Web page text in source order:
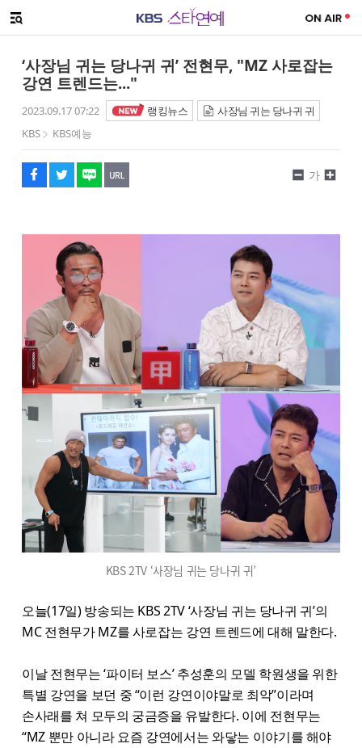
메뉴 열기
‘사장님 귀는 당나귀 귀’ 전현무, "MZ 사로잡는
강연 트렌드는..."
2023.09.17 07:22 랭킹뉴스
사장님 귀는 당나귀 귀
KBS
KBS예능
페이스북
트위터
네이버
URL복사
글씨 작게보기
가
글씨 크게보기
KBS 2TV ‘사장님 귀는 당나귀 귀’
오늘(17일) 방송되는 KBS 2TV ‘사장님 귀는 당나귀 귀’의
MC 전현무가 MZ를 사로잡는 강연 트렌드에 대해 말한다.
이날 전현무는 ‘파이터 보스’ 추성훈의 모델 학원생을 위한
특별 강연을 보던 중 “이런 강연이야말로 최악”이라며
손사래를 쳐 모두의 궁금증을 유발한다. 이에 전현무는
“MZ 뿐만 아니라 요즘 강연에서는 와닿는 이야기를 해야